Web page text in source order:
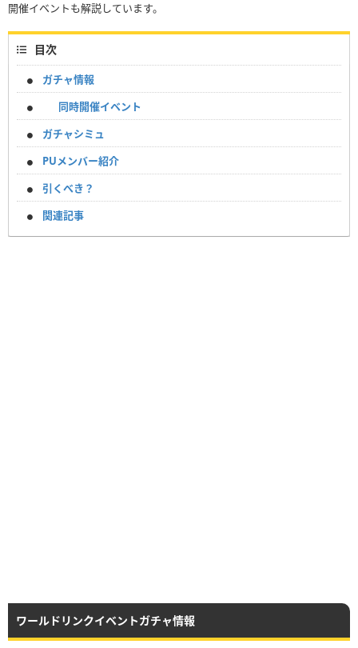
開催イベントも解説しています。
目次
ガチャ情報
同時開催イベント
ガチャシミュ
PUメンバー紹介
引くべき？
関連記事
ワールドリンクイベントガチャ情報